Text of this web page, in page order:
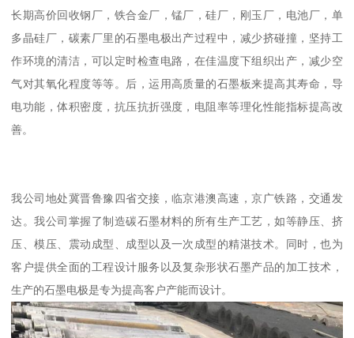
长期高价回收钢厂，铁合金厂，锰厂，硅厂，刚玉厂，电池厂，单
多晶硅厂，碳素厂里的石墨电极出产过程中，减少挤碰撞，坚持工
作环境的清洁，可以定时检查电路，在佳温度下组织出产，减少空
气对其氧化程度等等。后，运用高质量的石墨板来提高其寿命，导
电功能，体积密度，抗压抗折强度，电阻率等理化性能指标提高改
善。
我公司地处冀晋鲁豫四省交接，临京港澳高速，京广铁路，交通发
达。我公司掌握了制造碳石墨材料的所有生产工艺，如等静压、挤
压、模压、震动成型、成型以及一次成型的精湛技术。同时，也为
客户提供全面的工程设计服务以及复杂形状石墨产品的加工技术，
生产的石墨电极是专为提高客户产能而设计。